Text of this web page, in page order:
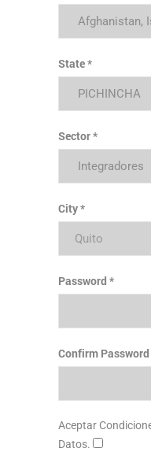
State
Sector
City
Password
Confirm Password
Aceptar
Datos.